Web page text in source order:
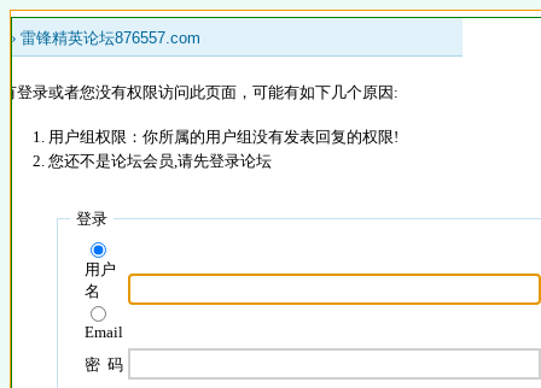
» 雷锋精英论坛876557.com
登录或者您没有权限访问此页面，可能有如下几个原因:
用户组权限：你所属的用户组没有发表回复的权限!
您还不是论坛会员,请先登录论坛
登录
用户
名
Email
密 码